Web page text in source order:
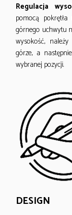
Regulacja
pomocą
górnego uchwytu
wysokość,
górze, a
wybranej pozycji.
DESIGN